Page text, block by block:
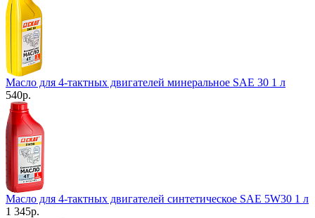
Масло для 4-тактных двигателей минеральное SAE 30 1 л
540р.
Масло для 4-тактных двигателей синтетическое SAE 5W30 1 л
1 345р.